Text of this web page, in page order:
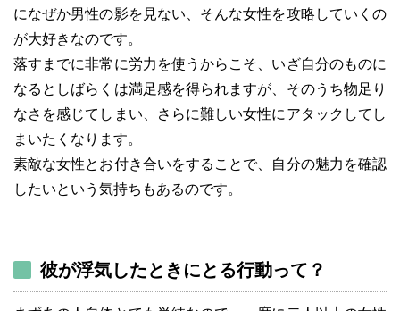
になぜか男性の影を見ない、そんな女性を攻略していくの
が大好きなのです。
落すまでに非常に労力を使うからこそ、いざ自分のものに
なるとしばらくは満足感を得られますが、そのうち物足り
なさを感じてしまい、さらに難しい女性にアタックしてし
まいたくなります。
素敵な女性とお付き合いをすることで、自分の魅力を確認
したいという気持ちもあるのです。
彼が浮気したときにとる行動って？